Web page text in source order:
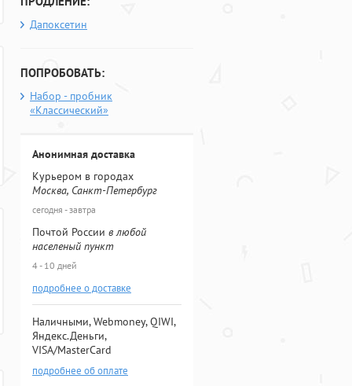
Дапоксетин
ПОПРОБОВАТЬ:
Набор - пробник
«Классический»
Анонимная доставка
Курьером в городах
Москва, Санкт-Петербург
сегодня - завтра
Почтой России в любой
населеный пункт
4 - 10 дней
подробнее о доставке
Наличными, Webmoney, QIWI,
Яндекс.Деньги,
VISA/MasterCard
подробнее об оплате